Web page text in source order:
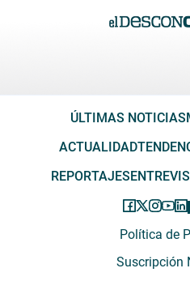
ÚLTIMAS NOTICIAS
ACTUALIDAD
REPORTAJES
Política de
Suscripción